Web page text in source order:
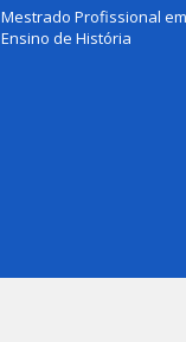
Mestrado Profissional em
Ensino de História